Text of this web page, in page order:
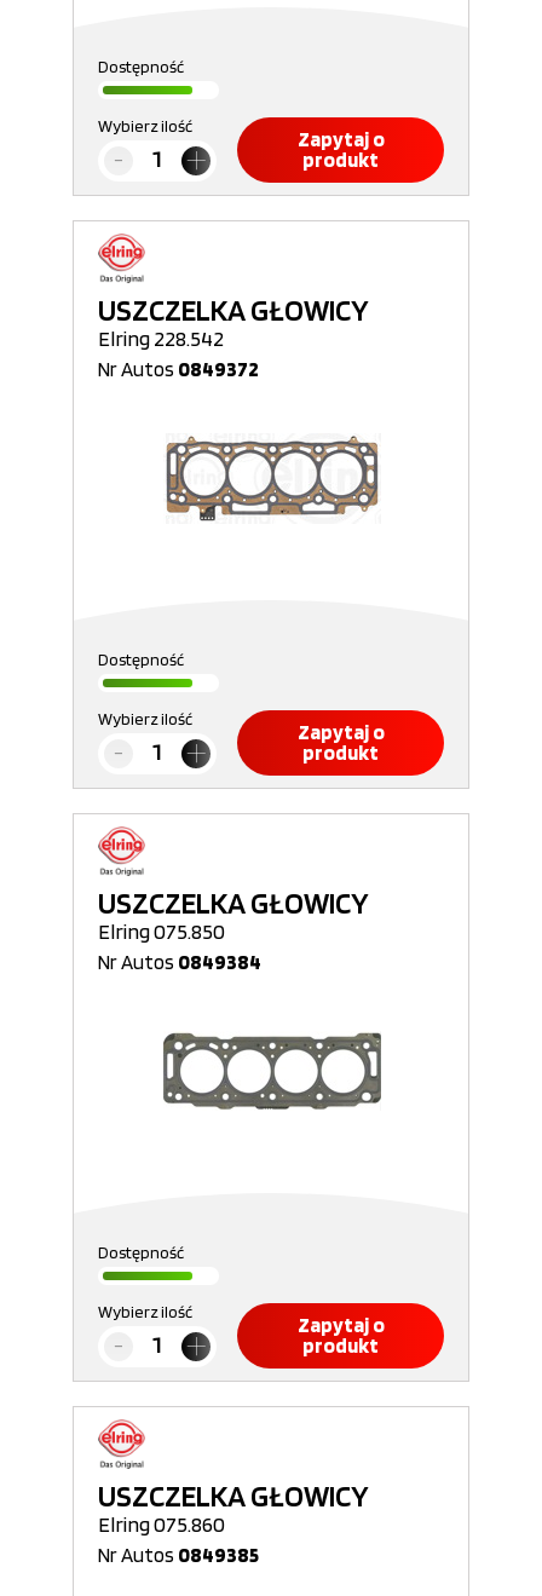
Dostępność
Wybierz ilość
Zapytaj o
produkt
USZCZELKA GŁOWICY
Elring 228.542
Nr Autos 0849372
Dostępność
Wybierz ilość
Zapytaj o
produkt
USZCZELKA GŁOWICY
Elring 075.850
Nr Autos 0849384
Dostępność
Wybierz ilość
Zapytaj o
produkt
USZCZELKA GŁOWICY
Elring 075.860
Nr Autos 0849385